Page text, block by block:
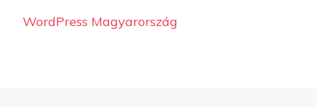
WordPress Magyarország